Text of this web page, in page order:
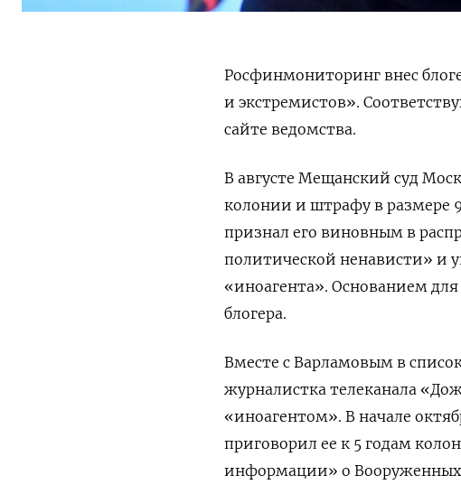
Росфинмониторинг внес
и экстремистов».
сайте ведомства.
В августе Мещанский суд
колонии и штрафу в размере
признал его виновным в
политической ненависти» и
«иноагента». Основанием
блогера.
Вместе с Варламовым в
журналистка телеканала
«иноагентом». В начале
приговорил ее к 5 годам
информации» о Вооруженных